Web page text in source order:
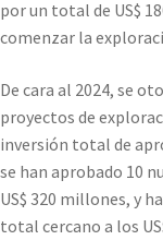
por un total de US$
comenzar la
De cara al 2024, se
proyectos de
inversión total de
se han aprobado 10
US$ 320 millones, y
total cercano a los